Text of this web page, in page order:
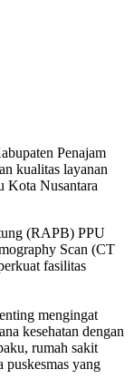
Penajam
kualitas layanan
Kota Nusantara
(RAPB) PPU
Scan (CT
fasilitas
mengingat
kesehatan dengan
rumah sakit
puskesmas yang